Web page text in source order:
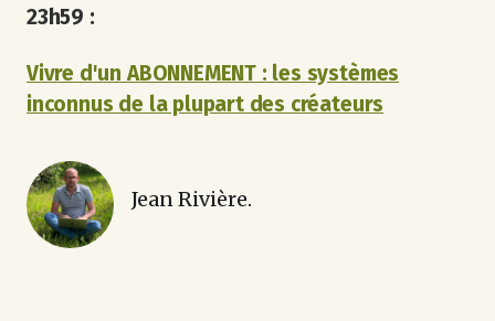
23h59 :
Vivre d'un ABONNEMENT : les systèmes
inconnus de la plupart des créateurs
Jean Rivière.